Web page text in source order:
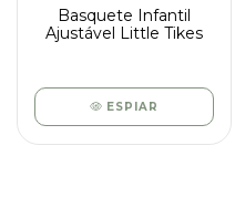
Basquete Infantil
Ajustável Little Tikes
ESPIAR